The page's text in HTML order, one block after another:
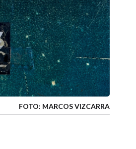
FOTO: MARCOS VIZCARRA